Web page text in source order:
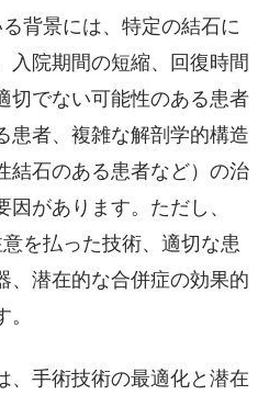
背景には、特定の結石に
入院期間の短縮、回復時間
切でない可能性のある患者
患者、複雑な解剖学的構造
結石のある患者など）の治
があります。ただし、
を払った技術、適切な患
、潜在的な合併症の効果的
、手術技術の最適化と潜在